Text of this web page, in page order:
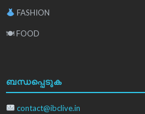
FASHION
🍽 FOOD
ബന്ധപ്പെടുക
contact@ibclive.in